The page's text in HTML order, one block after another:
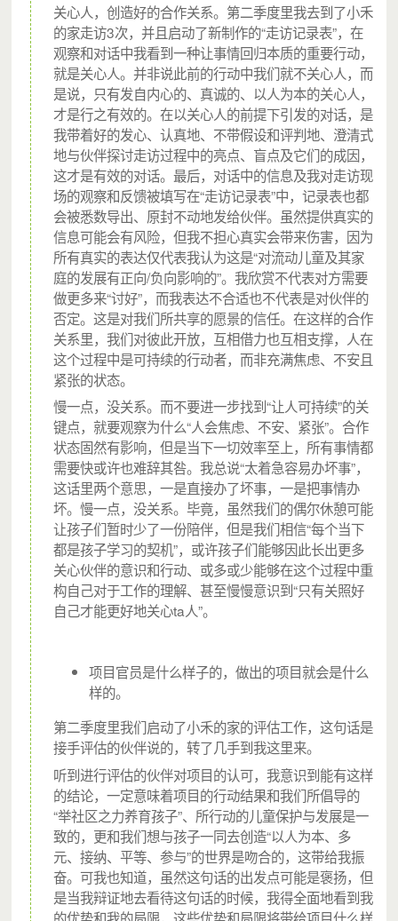
流动儿童是城市的未来，关心流动儿童就是关心城市的
未来。
有人，有爱，才有家。城市支教正在培育一批“流动儿童
成长的温暖守护者”，盘活城中村社区资源和社区中心、
图书馆、村祠堂等公共空间，在陪伴流动儿童的过程
中，也成为社区营造的一分子，为社区营造儿童友好的
公共空间。
截止到2021年12月，2340位社会有爱人士加入了城市支
教，陪伴城中村流动儿童超过三万人次。但仍然还有很
多流动儿童需要关注和陪伴。
社区公共空间开展服务，守护儿童成长的小禾的家便因
为此，我们诚邀您一起加入千禾社区基金会月捐计划，
一起在城中村社区搭起守护流动儿童成长的家。
关心人，创造好的合作关系。第二季度里我去到了小禾
的家走访3次，并且启动了新制作的“走访记录表”，在
观察和对话中我看到一种让事情回归本质的重要行动，
就是关心人。并非说此前的行动中我们就不关心人，而
是说，只有发自内心的、真诚的、以人为本的关心人，
才是行之有效的。在以关心人的前提下引发的对话，是
我带着好的发心、认真地、不带假设和评判地、澄清式
地与伙伴探讨走访过程中的亮点、盲点及它们的成因，
这才是有效的对话。最后，对话中的信息及我对走访现
场的观察和反馈被填写在“走访记录表”中，记录表也都
会被悉数导出、原封不动地发给伙伴。虽然提供真实的
信息可能会有风险，但我不担心真实会带来伤害，因为
所有真实的表达仅代表我认为这是“对流动儿童及其家
庭的发展有正向/负向影响的”。我欣赏不代表对方需要
做更多来“讨好”，而我表达不合适也不代表是对伙伴的
否定。这是对我们所共享的愿景的信任。在这样的合作
关系里，我们对彼此开放，互相借力也互相支撑，人在
这个过程中是可持续的行动者，而非充满焦虑、不安且
紧张的状态。
慢一点，没关系。而不要进一步找到“让人可持续”的关
键点，就要观察为什么“人会焦虑、不安、紧张”。合作
状态固然有影响，但是当下一切效率至上，所有事情都
需要快或许也难辞其咎。我总说“太着急容易办坏事”，
这话里两个意思，一是直接办了坏事，一是把事情办
坏。慢一点，没关系。毕竟，虽然我们的偶尔休憩可能
让孩子们暂时少了一份陪伴，但是我们相信“每个当下
都是孩子学习的契机”，或许孩子们能够因此长出更多
关心伙伴的意识和行动、或多或少能够在这个过程中重
构自己对于工作的理解、甚至慢慢意识到“只有关照好
自己才能更好地关心ta人”。
项目官员是什么样子的，做出的项目就会是什么
样的。
第二季度里我们启动了小禾的家的评估工作，这句话是
接手评估的伙伴说的，转了几手到我这里来。
听到进行评估的伙伴对项目的认可，我意识到能有这样
的结论，一定意味着项目的行动结果和我们所倡导的
“举社区之力养育孩子”、所行动的儿童保护与发展是一
致的，更和我们想与孩子一同去创造“以人为本、多
元、接纳、平等、参与”的世界是吻合的，这带给我振
奋。可我也知道，虽然这句话的出发点可能是褒扬，但
是当我辩证地去看待这句话的时候，我得全面地看到我